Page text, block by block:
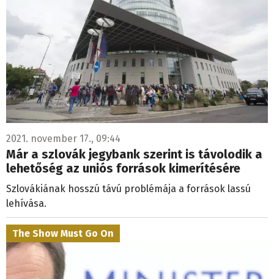
2021. november 17., 09:44
Már a szlovák jegybank szerint is távolodik a
lehetőség az uniós források kimerítésére
Szlovákiának hosszú távú problémája a források lassú
lehívása.
The Show Must Go On